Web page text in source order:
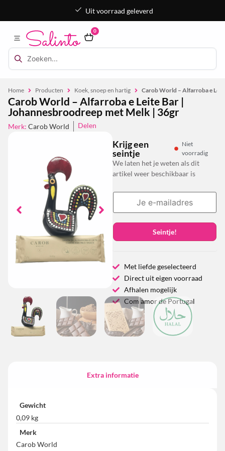
Uit voorraad geleverd
0
Home Producten Koek, snoep en hartig Carob World – Alfarroba e
Carob World – Alfarroba e Leite Bar |
Johannesbroodreep met Melk | 36gr
Merk: Carob World Delen
Krijg een
seintje
Niet
voorradig
We laten het je weten als dit
artikel weer beschikbaar is
Seintje!
Met liefde geselecteerd
Direct uit eigen voorraad
Afhalen mogelijk
Com amor de Portugal
Extra informatie
Gewicht
0,09 kg
Merk
Carob World